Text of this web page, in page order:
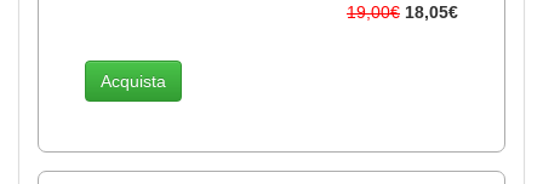
19,00€ 18,05€
Acquista